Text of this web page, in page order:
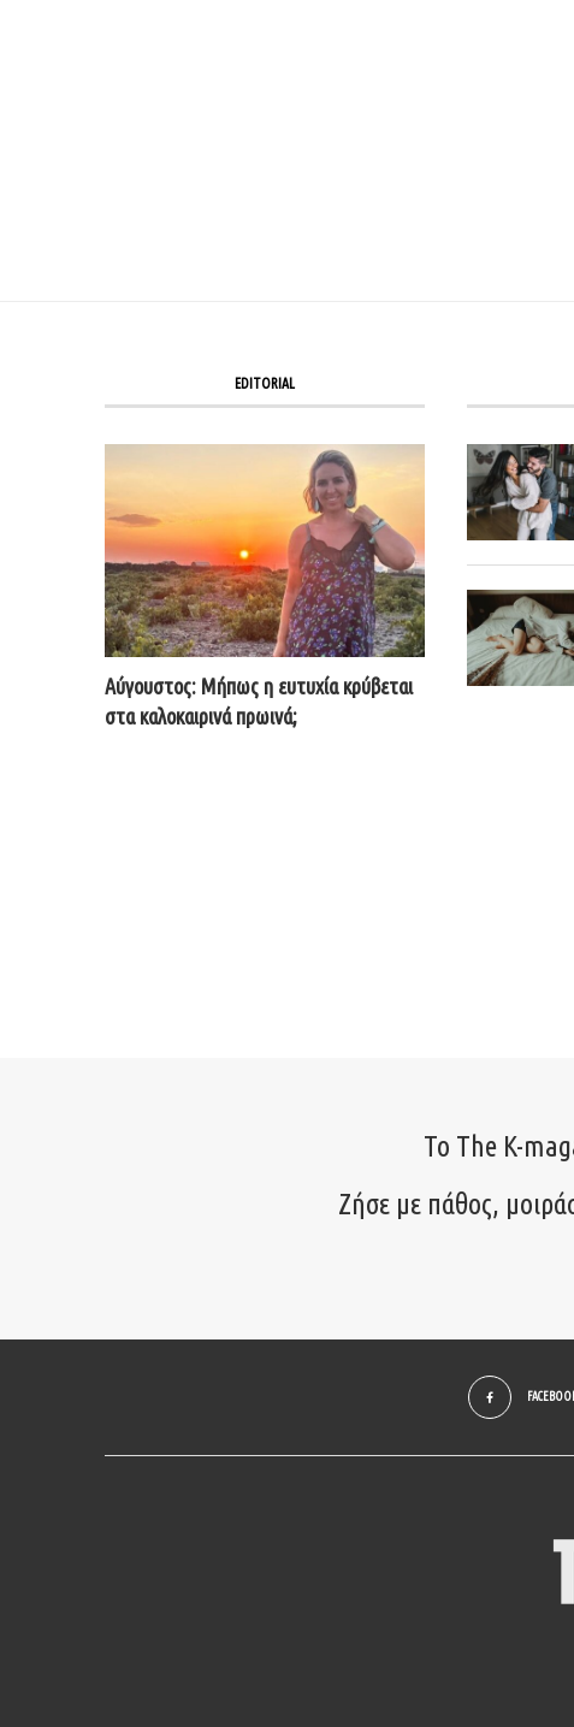
EDITORIAL
Αύγουστος: Μήπως η ευτυχία κρύβεται
στα καλοκαιρινά πρωινά;
Το The K-
Ζήσε με πάθος,